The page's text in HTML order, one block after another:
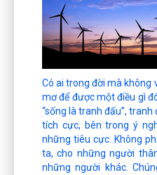
Có ai trong đời mà không
mơ để được một điều gì
“sống là tranh đấu”,
tích cực, bên trong ý
những tiêu cực. Không
ta, cho những người
những người khác.